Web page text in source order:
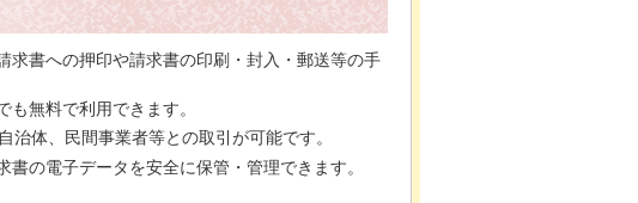
求書への押印や請求書の印刷・封入・郵送等の手
無料で利用できます。
体、民間事業者等との取引が可能です。
の電子データを安全に保管・管理できます。